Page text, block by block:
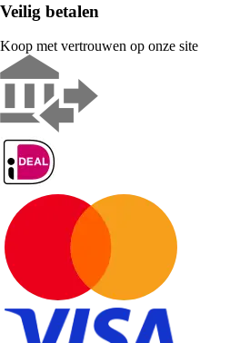
Veilig betalen
Koop met vertrouwen op onze site